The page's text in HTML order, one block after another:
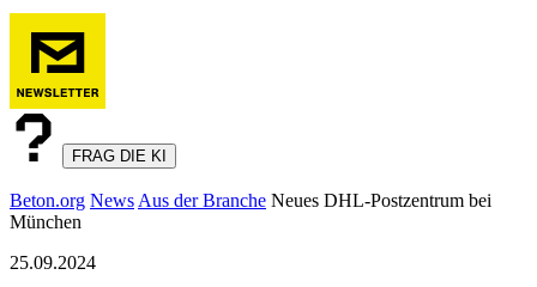
FRAG DIE KI
Beton.org News Aus der Branche Neues DHL-Postzentrum bei
München
25.09.2024